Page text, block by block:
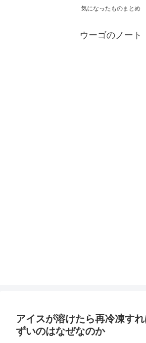
気になったものまとめ
ウーゴのノート
アイスが溶けたら再冷凍す
ずいのはなぜなのか